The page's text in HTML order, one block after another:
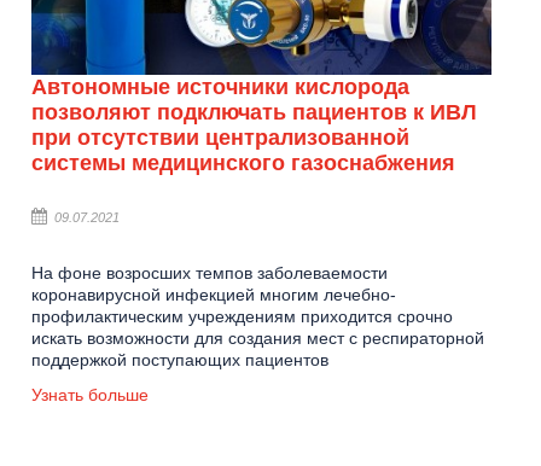
Автономные источники кислорода
позволяют подключать пациентов к ИВЛ
при отсутствии централизованной
системы медицинского газоснабжения
09.07.2021
На фоне возросших темпов заболеваемости
коронавирусной инфекцией многим лечебно-
профилактическим учреждениям приходится срочно
искать возможности для создания мест с респираторной
поддержкой поступающих пациентов
Узнать больше